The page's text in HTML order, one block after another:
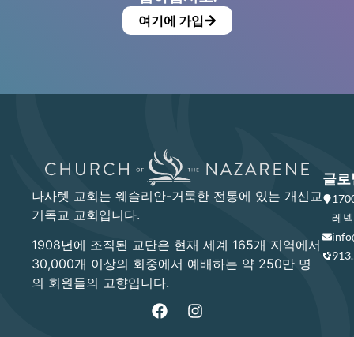
여기에 가입
나사렛 교회는 웨슬리안-거룩한 전통에 있는 개신교
기독교 교회입니다.
1908년에 조직된 교단은 현재 세계 165개 지역에서
30,000개 이상의 회중에서 예배하는 약 250만 명
의 회원들의 고향입니다.
글로
레